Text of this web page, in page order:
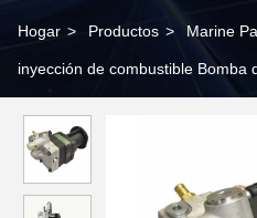
Hogar > Productos > Marine
inyección de combustible Bomba